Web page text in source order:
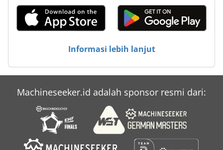
Informasi lebih lanjut
Machineseeker.id adalah sponsor resmi dari: